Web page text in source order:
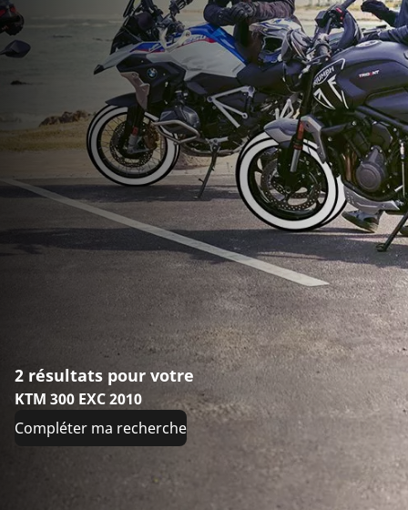
2 résultats pour votre
KTM 300 EXC 2010
Compléter ma recherche